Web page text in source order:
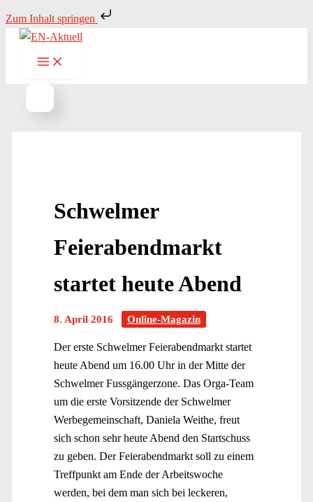
Zum Inhalt springen
Inhalt
springen
Schwelmer
Feierabendmarkt
startet heute Abend
8. April 2016 Online-Magazin
Der erste Schwelmer Feierabendmarkt startet
heute Abend um 16.00 Uhr in der Mitte der
Schwelmer Fussgängerzone. Das Orga-Team
um die erste Vorsitzende der Schwelmer
Werbegemeinschaft, Daniela Weithe, freut
sich schon sehr heute Abend den Startschuss
zu geben. Der Feierabendmarkt soll zu einem
Treffpunkt am Ende der Arbeitswoche
werden, bei dem man sich bei leckeren,